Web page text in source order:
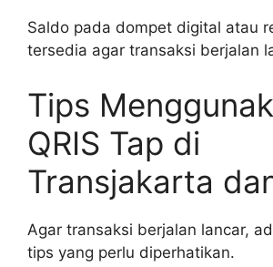
Saldo pada dompet digital atau
tersedia agar transaksi berjalan
Tips
QRIS Tap di
Transjakarta
Agar transaksi berjalan lancar,
tips yang perlu diperhatikan.